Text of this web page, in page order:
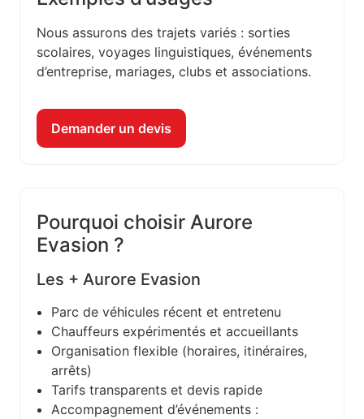
Nous assurons des trajets variés : sorties
scolaires, voyages linguistiques, événements
d’entreprise, mariages, clubs et associations.
Demander un devis
Pourquoi choisir Aurore
Evasion ?
Les + Aurore Evasion
Parc de véhicules récent et entretenu
Chauffeurs expérimentés et accueillants
Organisation flexible (horaires, itinéraires,
arrêts)
Tarifs transparents et devis rapide
Accompagnement d’événements :